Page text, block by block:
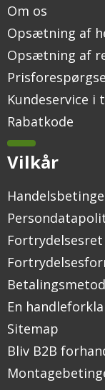
Om os
Opsætning af
Opsætning af
Kundeservice i
Rabatkode
Vilkår
Fortrydelsesret
En
Sitemap
Bliv B2B